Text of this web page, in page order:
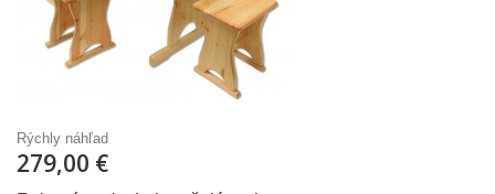
Rýchly náhľad
279,00 €